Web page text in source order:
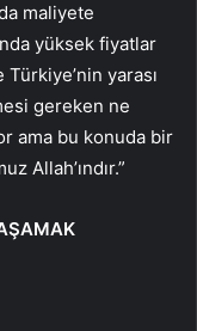
maliyete
yüksek fiyatlar
yarası
gereken ne
ama bu konuda bir
Allah’ındır.”